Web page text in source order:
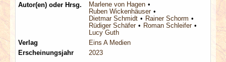
Autor(en) oder Hrsg.
Marlene von Hagen
Ruben Wickenhäuser
Dietmar Schmidt
Rainer Schorm
Rüdiger Schäfer
Roman Schleifer
Lucy Guth
Verlag
Eins A Medien
Erscheinungsjahr
2023